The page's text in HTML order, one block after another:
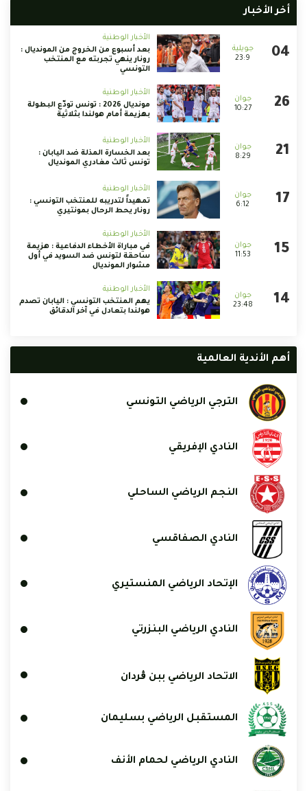
أخر الأخبار
23:9
الأخبار الوطنية
بعد أسبوع من الخروج من المونديال :
رونار ينهي تجربته مع المنتخب
التونسي
10:27
الأخبار الوطنية
مونديال 2026 : تونس تودّع البطولة
بهزيمة أمام هولندا بثلاثية
8:29
الأخبار الوطنية
بعد الخسارة المذلة ضد اليابان :
تونس ثالث مغادري المونديال
6:12
الأخبار الوطنية
تمهيداً لتدريبه للمنتخب التونسي :
رونار يحط الرحال بمونتيري
11:53
الأخبار الوطنية
في مباراة الأخطاء الدفاعية : هزيمة
ساحقة لتونس ضد السويد في أول
مشوار المونديال
23:48
الأخبار الوطنية
يهم المنتخب التونسي : اليابان تصدم
هولندا بتعادل في آخر الدقائق
أهم الأندية العالمية
الترجي الرياضي التونسي
النادي الإفريقي
النجم الرياضي الساحلي
النادي الصفاقسي
الإتحاد الرياضي المنستيري
النادي الرياضي البنزرتي
الاتحاد الرياضي ببن ڨردان
المستقبل الرياضي بسليمان
النادي الرياضي لحمام الأنف